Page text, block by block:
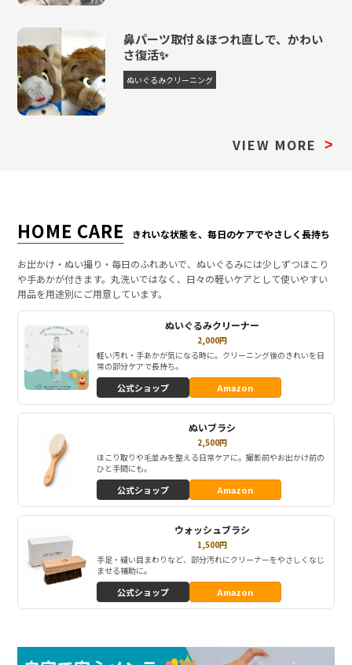
鼻パーツ取付＆ほつれ直しで、かわい
さ復活✨
ぬいぐるみクリーニング
VIEW MORE >
HOME CARE きれいな状態を、毎日のケアでやさしく長持ち
お出かけ・ぬい撮り・毎日のふれあいで、ぬいぐるみには少しずつほこり
や手あかが付きます。丸洗いではなく、日々の軽いケアとして使いやすい
用品を用途別にご用意しています。
ぬいぐるみクリーナー
2,000円
軽い汚れ・手あかが気になる時に。クリーニング後のきれいを日
常の部分ケアで長持ち。
公式ショップ Amazon
ぬいブラシ
2,500円
ほこり取りや毛並みを整える日常ケアに。撮影前やお出かけ前の
ひと手間にも。
公式ショップ Amazon
ウォッシュブラシ
1,500円
手足・縫い目まわりなど、部分汚れにクリーナーをやさしくなじ
ませる補助に。
公式ショップ Amazon